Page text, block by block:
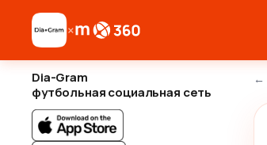
×
Dia-Gram
футбольная социальная сеть
←